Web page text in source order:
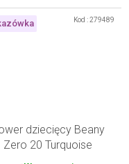
dziecięcy Beany
Zero 20 Turquoise
Kod :279489